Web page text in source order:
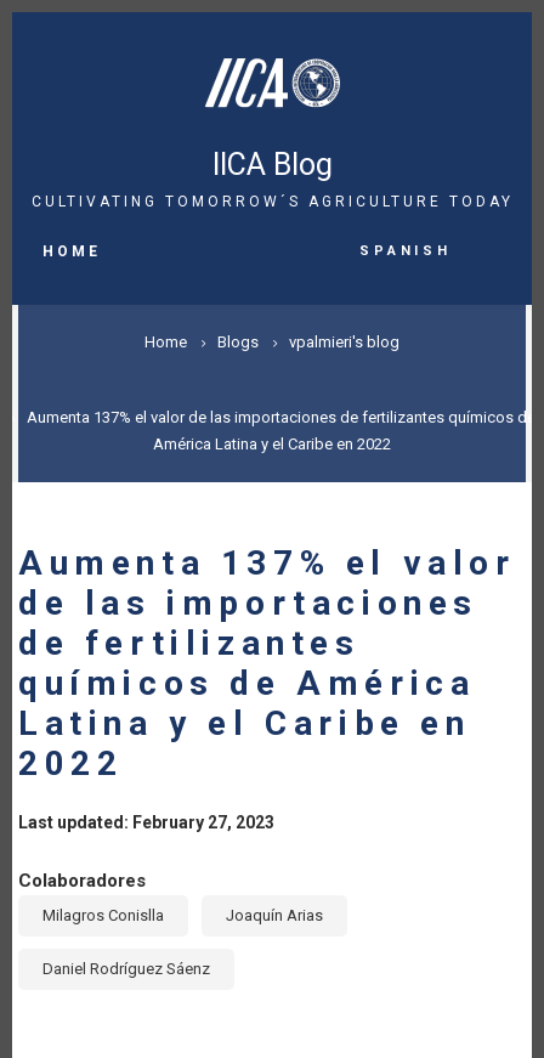
Skip
IICA Blog
CULTIVATING TOMORROW´S AGRICULTURE TODAY
NAVIGATION
HOME Spanish
BREADCRUMB
Home Blogs vpalmieri's blog
Aumenta 137% el valor de las importaciones de fertilizantes químicos de
América Latina y el Caribe en 2022
Aumenta 137% el valor
de las importaciones
de fertilizantes
químicos de América
Latina y el Caribe en
2022
Last updated: February 27, 2023
Colaboradores
Milagros Conislla Joaquín Arias
Daniel Rodríguez Sáenz